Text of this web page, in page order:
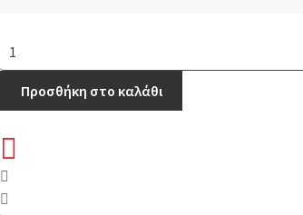
Technomousse
Green
Constrictor
ποσότητα
Προσθήκη στο καλάθι